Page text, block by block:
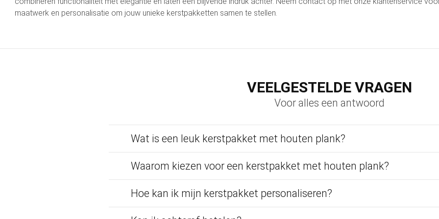
maatwerk en personalisatie om jouw unieke kerstpakketten samen te stellen.
VEELGESTELDE VRAGEN
Voor alles een antwoord
Wat is een leuk kerstpakket met houten plank?
Waarom kiezen voor een kerstpakket met houten plank?
Hoe kan ik mijn kerstpakket personaliseren?